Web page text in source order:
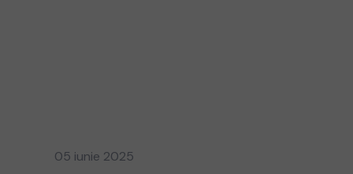
05 iunie 2025